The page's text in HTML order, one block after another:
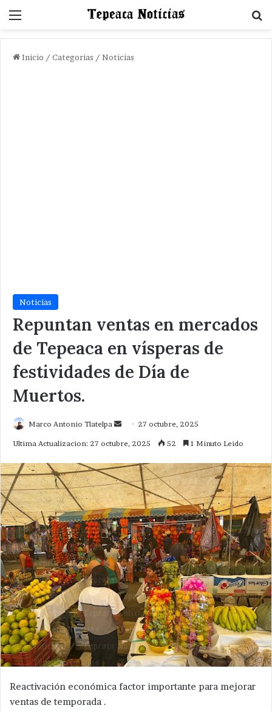
Menu
Inicio / Categorias / Noticias
Noticias
Repuntan ventas en mercados
de Tepeaca en vísperas de
festividades de Día de
Muertos.
Marco Antonio Tlatelpa
Send 27 octubre, 2025
Ultima Actualizacion: 27 octubre, 2025 52 1 Minuto Leido
Reactivación económica factor importante para mejorar
ventas de temporada .